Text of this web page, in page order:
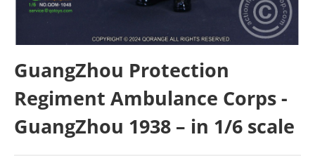
GuangZhou Protection
Regiment Ambulance Corps -
GuangZhou 1938 – in 1/6 scale